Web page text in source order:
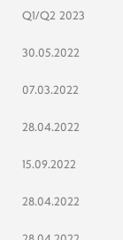
Q1/Q2 2023
30.05.2022
07.03.2022
28.04.2022
15.09.2022
28.04.2022